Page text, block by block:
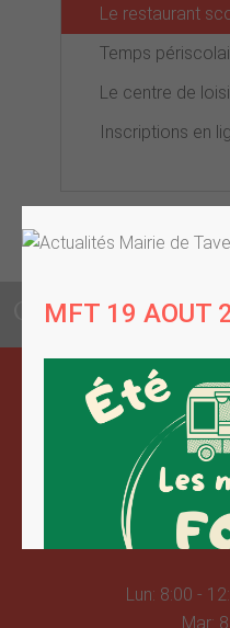
Le restaurant
Temps
Le centre de
Inscriptions en
Rue du
Lun: 8:00 -
Mar: